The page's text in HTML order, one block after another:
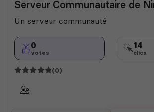
Farming Simulator Films Fortnite
Manga
Valorant
Serveur Communautaire de
Un serveur communauté
0
votes
14
clics
(0)